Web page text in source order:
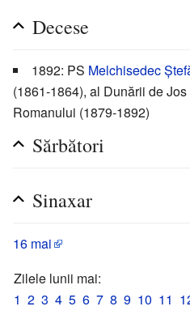
Decese
1892: PS Melchisedec
(1861-1864), al Dunării de
Romanului (1879-1892)
Sărbători
Sinaxar
16 mai
Zilele lunii mai:
1 2 3 4 5 6 7 8 9 10 11